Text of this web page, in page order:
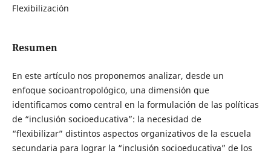
Flexibilización
Resumen
En este artículo nos proponemos analizar, desde un
enfoque socioantropológico, una dimensión que
identificamos como central en la formulación de las políticas
de “inclusión socioeducativa”: la necesidad de
“flexibilizar” distintos aspectos organizativos de la escuela
secundaria para lograr la “inclusión socioeducativa” de los